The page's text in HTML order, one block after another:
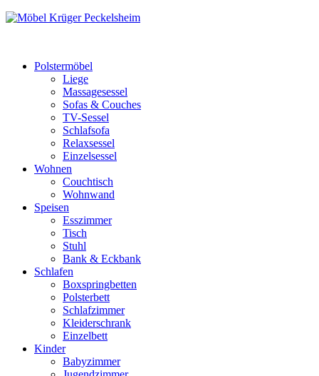
Polstermöbel
Liege
Massagesessel
Sofas & Couches
TV-Sessel
Schlafsofa
Relaxsessel
Einzelsessel
Wohnen
Couchtisch
Wohnwand
Speisen
Esszimmer
Tisch
Stuhl
Bank & Eckbank
Schlafen
Boxspringbetten
Polsterbett
Schlafzimmer
Kleiderschrank
Einzelbett
Kinder
Babyzimmer